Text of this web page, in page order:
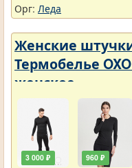
Орг: Леда
Женские
Термобелье
женское
3 000 ₽ 960 ₽